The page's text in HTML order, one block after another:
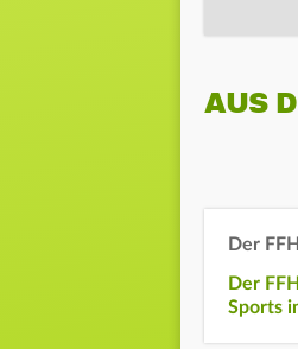
AUS
Der
Der
Sports